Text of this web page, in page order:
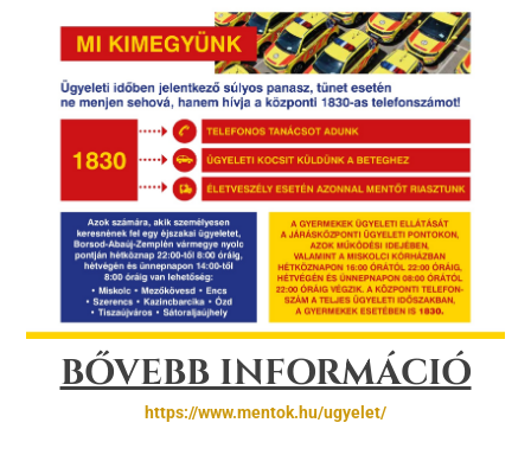
BŐVEBB INFORMÁCIÓ
https://www.mentok.hu/ugyelet/